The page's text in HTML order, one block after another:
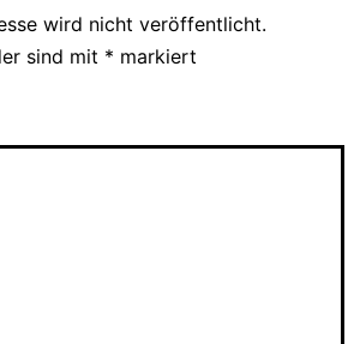
wird nicht veröffentlicht.
sind mit * markiert